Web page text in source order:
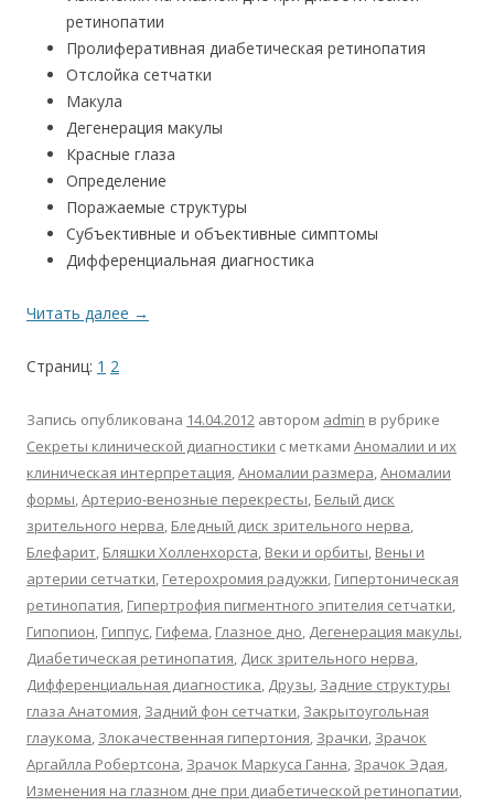
ретинопатии
Пролиферативная диабетическая ретинопатия
Отслойка сетчатки
Макула
Дегенерация макулы
Красные глаза
Определение
Поражаемые структуры
Субъективные и объективные симптомы
Дифференциальная диагностика
Читать далее →
Страниц: 1 2
Запись опубликована 14.04.2012 автором admin в рубрике
Секреты клинической диагностики с метками Аномалии и их
клиническая интерпретация,Аномалии размера,Аномалии
формы,Артерио-венозные перекресты, Белый диск
зрительного нерва, Бледный диск зрительного нерва,
Блефарит, Бляшки Холленхорста, Веки и орбиты, Вены и
артерии сетчатки, Гетерохромия радужки, Гипертоническая
ретинопатия, Гипертрофия пигментного эпителия сетчатки,
Гипопион, Гиппус, Гифема, Глазное дно, Дегенерация макулы,
Диабетическая ретинопатия, Диск зрительного нерва,
Дифференциальная диагностика, Друзы, Задние структуры
глаза Анатомия, Задний фон сетчатки, Закрытоугольная
глаукома, Злокачественная гипертония, Зрачки, Зрачок
Аргайлла Робертсона, Зрачок Маркуса Ганна, Зрачок Эдая,
Изменения на глазном дне при диабетической ретинопатии,